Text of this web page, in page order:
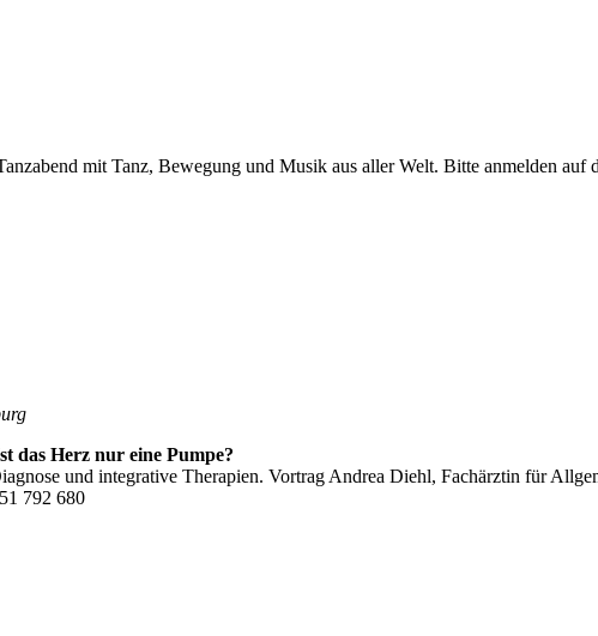
mit Tanz, Bewegung und Musik aus aller Welt. Bitte anmelden auf
Herz nur eine Pumpe?
und integrative Therapien. Vortrag Andrea Diehl, Fachärztin für
792 680